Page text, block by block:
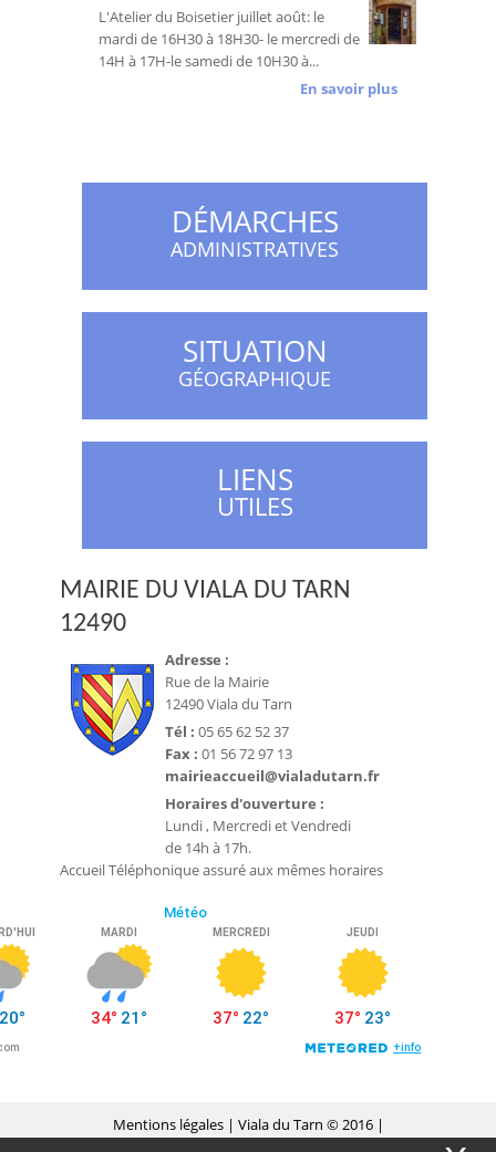
L'Atelier du Boisetier juillet août: le
mardi de 16H30 à 18H30- le mercredi de
14H à 17H-le samedi de 10H30 à...
En savoir plus
DÉMARCHES
ADMINISTRATIVES
SITUATION
GÉOGRAPHIQUE
LIENS
UTILES
MAIRIE DU VIALA DU TARN
12490
Adresse :
Rue de la Mairie
12490 Viala du Tarn
Tél : 05 65 62 52 37
Fax : 01 56 72 97 13
mairieaccueil@vialadutarn.fr
Horaires d'ouverture :
Lundi , Mercredi et Vendredi
de 14h à 17h.
Accueil Téléphonique assuré aux mêmes horaires
Mentions légales | Viala du Tarn © 2016 |